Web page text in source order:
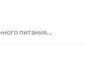
питания...